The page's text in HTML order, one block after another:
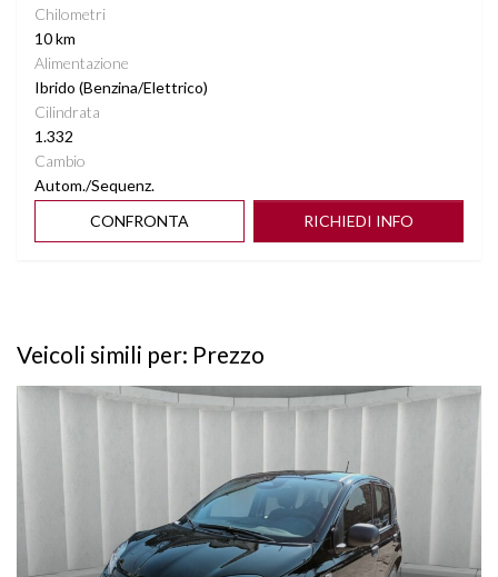
Chilometri
10 km
Alimentazione
Ibrido (Benzina/Elettrico)
Cilindrata
1.332
Cambio
Autom./Sequenz.
CONFRONTA
RICHIEDI INFO
Veicoli simili per: Prezzo
Vedi dettagli